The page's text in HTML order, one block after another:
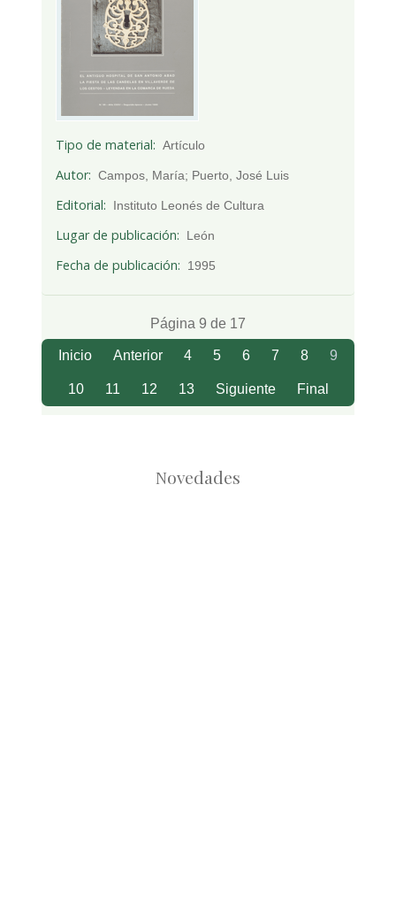
Tipo de material Artículo
Autor Campos, María; Puerto, José Luis
Editorial Instituto Leonés de Cultura
Lugar de publicación León
Fecha de publicación 1995
Página 9 de 17
Inicio Anterior 4 5 6 7 8 9
10 11 12 13 Siguiente Final
Novedades